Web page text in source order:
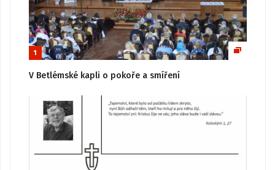
1
V Betlémské kapli o pokoře a smíření